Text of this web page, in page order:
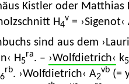
Kistler oder Matthias
H4
v = ›Sigenot‹
sind aus dem
H5
ra. – ›Wolfdietrich‹ k5
6
rb. ›Wolfdietrich‹ A2
vb(=